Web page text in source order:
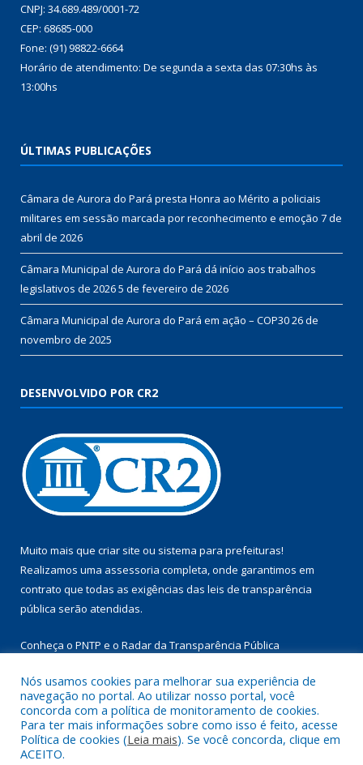
CNPJ: 34.689.489/0001-72
CEP: 68685-000
Fone: (91) 98822-6664
Horário de atendimento: De segunda a sexta das 07:30hs às
13:00hs
ÚLTIMAS PUBLICAÇÕES
Câmara de Aurora do Pará presta Honra ao Mérito a policiais
militares em sessão marcada por reconhecimento e emoção 7 de
abril de 2026
Câmara Municipal de Aurora do Pará dá início aos trabalhos
legislativos de 20265 de fevereiro de 2026
Câmara Municipal de Aurora do Pará em ação – COP3026 de
novembro de 2025
DESENVOLVIDO POR CR2
Muito mais que criar site ou sistema para prefeituras!
Realizamos uma assessoria completa, onde garantimos em
contrato que todas as exigências das leis de transparência
pública serão atendidas.
Conheça o PNTP e o Radar da Transparência Pública
Todos os direitos reservados a Câmara Municipal de Aurora do
Pará.
Nós usamos cookies para melhorar sua experiência de
navegação no portal. Ao utilizar nosso portal, você
concorda com a política de monitoramento de cookies.
Para ter mais informações sobre como isso é feito, acesse
Política de cookies (Leia mais). Se você concorda, clique em
ACEITO.